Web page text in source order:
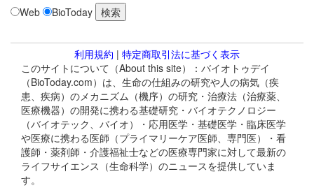
Web BioToday
利用規約 | 特定商取引法に基づく表示
このサイトについて（About this site）：バイオトゥデイ
（BioToday.com）は、生命の仕組みの研究や人の病気（疾
患、疾病）のメカニズム（機序）の研究・治療法（治療薬、
医療機器）の開発に携わる基礎研究・バイオテクノロジー
（バイオテック、バイオ）・応用医学・基礎医学・臨床医学
や医療に携わる医師（プライマリーケア医師、専門医）・看
護師・薬剤師・介護福祉士などの医療専門家に対して最新の
ライフサイエンス（生命科学）のニュースを提供していま
す。